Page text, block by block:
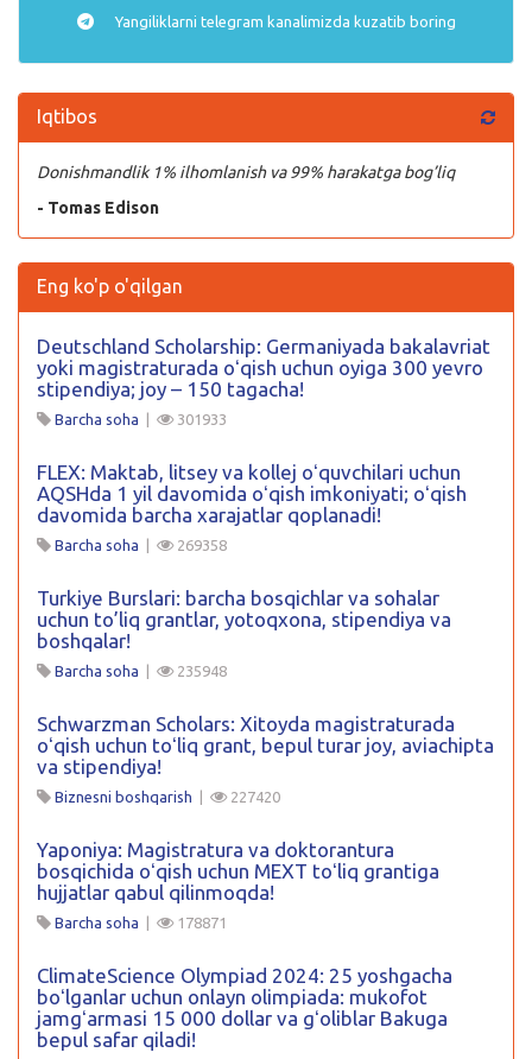
Yangiliklarni telegram kanalimizda kuzatib boring
Iqtibos
Donishmandlik 1% ilhomlanish va 99% harakatga bog’liq
- Tomas Edison
Eng ko'p o'qilgan
Deutschland Scholarship: Germaniyada bakalavriat
yoki magistraturada oʻqish uchun oyiga 300 yevro
stipendiya; joy – 150 tagacha!
Barcha soha | 301933
FLEX: Maktab, litsey va kollej oʻquvchilari uchun
AQSHda 1 yil davomida oʻqish imkoniyati; oʻqish
davomida barcha xarajatlar qoplanadi!
Barcha soha | 269358
Turkiye Burslari: barcha bosqichlar va sohalar
uchun to’liq grantlar, yotoqxona, stipendiya va
boshqalar!
Barcha soha | 235948
Schwarzman Scholars: Xitoyda magistraturada
oʻqish uchun toʻliq grant, bepul turar joy, aviachipta
va stipendiya!
Biznesni boshqarish | 227420
Yaponiya: Magistratura va doktorantura
bosqichida oʻqish uchun MEXT toʻliq grantiga
hujjatlar qabul qilinmoqda!
Barcha soha | 178871
ClimateScience Olympiad 2024: 25 yoshgacha
boʻlganlar uchun onlayn olimpiada: mukofot
jamgʻarmasi 15 000 dollar va gʻoliblar Bakuga
bepul safar qiladi!